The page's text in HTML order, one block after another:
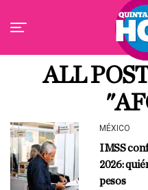
ALL
MÉXICO
IMSS
2026:
pesos